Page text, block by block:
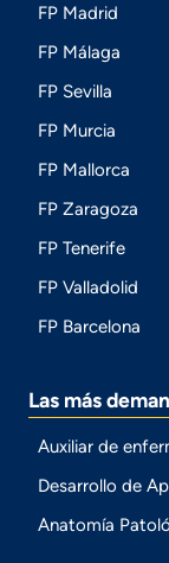
FP Madrid
FP Málaga
FP Sevilla
FP Murcia
FP Mallorca
FP Zaragoza
FP Tenerife
FP Valladolid
FP Barcelona
Las más
Auxiliar de
Desarrollo de
Anatomía